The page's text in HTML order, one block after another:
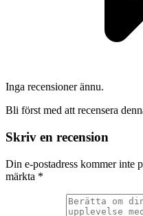
Inga recensioner ännu.
Bli först med att recensera
Skriv en recension
Din e-postadress kommer inte
märkta *